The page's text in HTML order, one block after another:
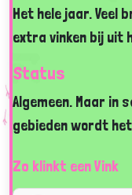
Het hele jaar. Veel
extra vinken bij uit
Status
Algemeen. Maar in
gebieden wordt
Zo klinkt een Vink